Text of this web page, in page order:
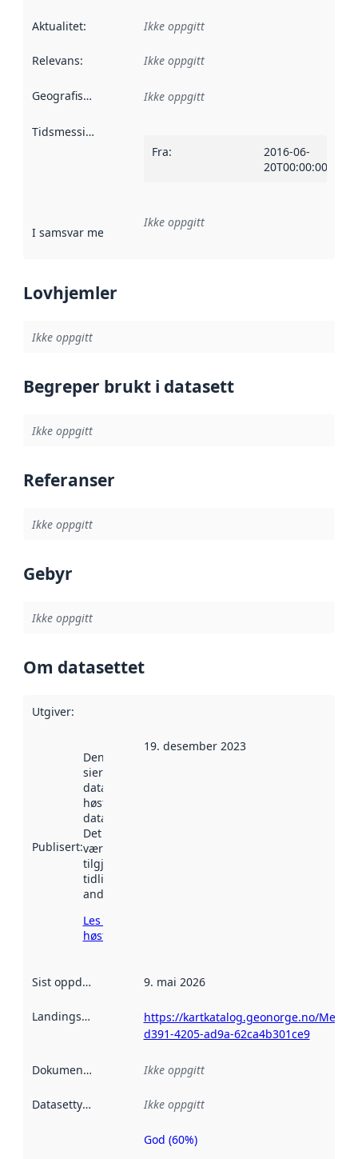
Aktualitet: Ikke oppgitt
Relevans: Ikke oppgitt
Geografisk avgrensning :
Ikke oppgitt
Tidsmessig avgrensning
Fra:
2016-06-
20T00:00:00Z
I samsvar med Referanse til en implementasjonsregel
Ikke oppgitt
Lovhjemler
Ikke oppgitt
Begreper brukt i datasett
Ikke oppgitt
Referanser
Ikke oppgitt
Gebyr
Ikke oppgitt
Om datasettet
Utgiver:
Publisert:
Denne datoen
sier når
datasettet ble
høstet av
data.norge.no.
Det kan ha
vært
tilgjengelig
tidligere
andre steder.
Les mer om
høsting her
19. desember 2023
Sist oppdatert 9. mai 2026
Landingsside
https://kartkatalog.geonorge.no/
d391-4205-ad9a-62ca4b301ce9
Dokumentasjon Ikke oppgitt
Datasettype Ikke oppgitt
Metadatakvalitet
God (60%)